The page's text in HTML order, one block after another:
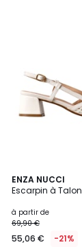
ENZA NUCCI
Escarpin à Talon
à partir de
69,90 €
55,06 € -21%